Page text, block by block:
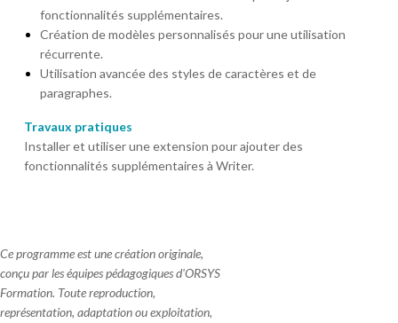
fonctionnalités supplémentaires.
Création de modèles personnalisés pour une utilisation
récurrente.
Utilisation avancée des styles de caractères et de
paragraphes.
Travaux pratiques
Installer et utiliser une extension pour ajouter des
fonctionnalités supplémentaires à Writer.
Ce programme est une création originale,
conçu par les équipes pédagogiques d'ORSYS
Formation. Toute reproduction,
représentation, adaptation ou exploitation,